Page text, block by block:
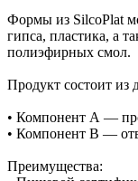
Формы из SilcoPlat
гипса, пластика, а
полиэфирных смол.
Продукт состоит из
• Компонент А —
• Компонент В —
Преимущества: